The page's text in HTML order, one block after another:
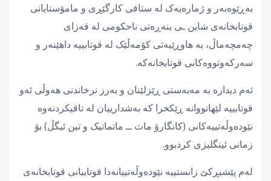
بەڕێوەبەر و ژمارەیەک لە ستافی کارگێڕی و مامۆستایانی
قوتابخانەی شاین ـی بنەڕەتی ناحکومی لە قەزای
چەمچەماڵ، بە هاوڕێیەتی کۆمەڵێک لە قوتابییە داهێنەر و
سەرکەوتووەکانی قوتابخانەکە.
ئەم دیدارە بە مەبەستی ڕێزلێنان و بەرز نرخاندنی هەوڵی ئەو
قوتابییە لێهاتووانە ڕێکخرا کە بەشدارییان لە تاقیکردنەوە
نێودەوڵەتییەکانی (کانگارۆ ماث ــ ماتماتیک و تین ئیگڵ) بۆ
زمانی ئینگلیزی کردبوو.
لەم پێشبڕکێ زانستییە نێودەوڵەتییانەدا قوتابیانی قوتابخانەی